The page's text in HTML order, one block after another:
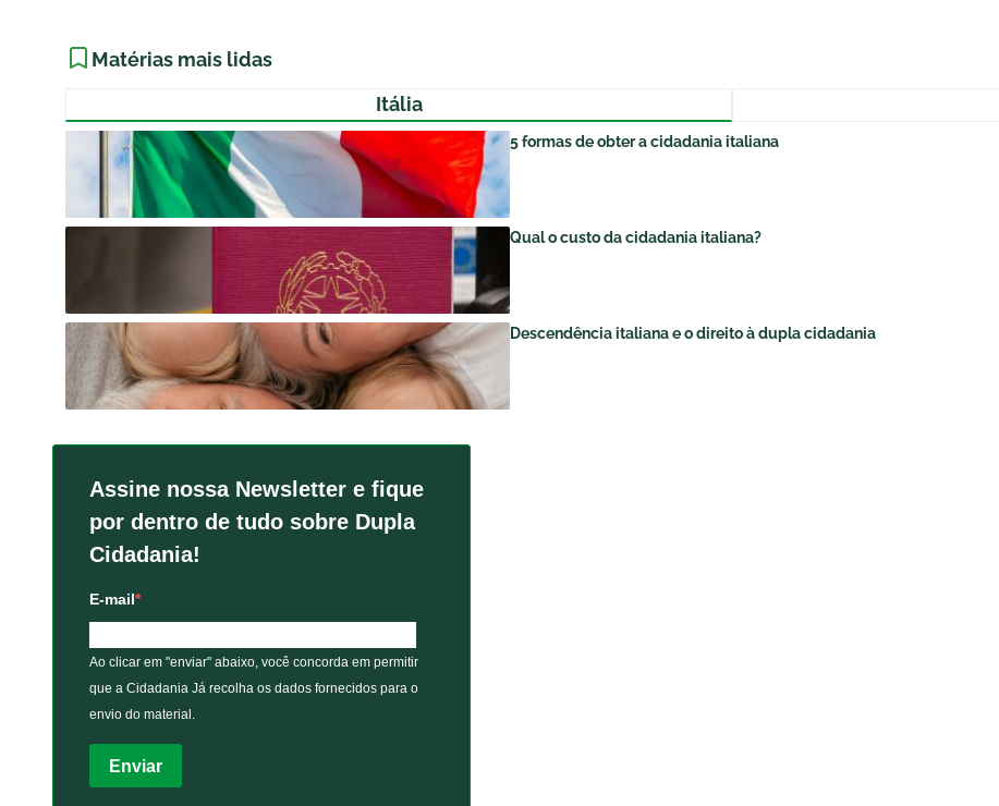
Matérias mais lidas
Itália
5 formas de obter a cidadania italiana
Qual o custo da cidadania italiana?
Descendência italiana e o direito à dupla cidadania
Assine nossa Newsletter e fique
por dentro de tudo sobre Dupla
Cidadania!
E-mail
Ao clicar em "enviar" abaixo, você concorda em permitir
que a Cidadania Já recolha os dados fornecidos para o
envio do material.
Enviar